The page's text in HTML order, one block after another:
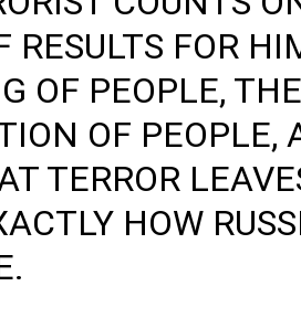
RESULTS FOR
OF PEOPLE, THE
OF PEOPLE,
TERROR
HOW